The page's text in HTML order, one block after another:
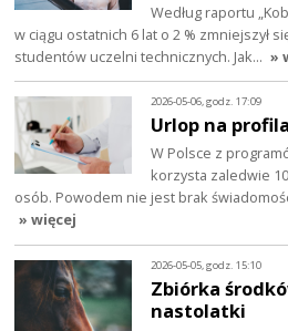
Według raportu
w ciągu ostatnich 6 lat o 2 % zmniejszył
studentów uczelni technicznych. Jak… »
2026-05-06, godz. 17:09
Urlop na
W Polsce z
korzysta zaledwie
osób. Powodem nie jest brak
» więcej
2026-05-05, godz. 15:10
Zbiórka
nastolatki